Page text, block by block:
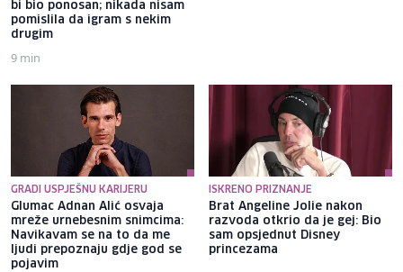
bi bio ponosan; nikada nisam
pomislila da igram s nekim
drugim
9 min
GRADI USPJEŠNU KARIJERU
Glumac Adnan Alić osvaja
mreže urnebesnim snimcima:
Navikavam se na to da me
ljudi prepoznaju gdje god se
pojavim
ISKRENO PRIZNANJE
Brat Angeline Jolie nakon
razvoda otkrio da je gej: Bio
sam opsjednut Disney
princezama